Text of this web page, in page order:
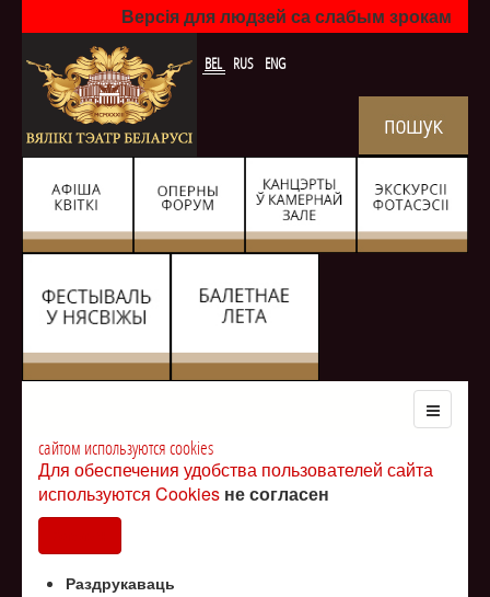
Версія для людзей са слабым зрокам
BEL RUS ENG
сайтом используются cookies
Для обеспечения удобства пользователей сайта
используются Cookies не согласен
Раздрукаваць